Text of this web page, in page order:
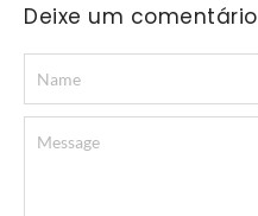
Deixe um comentário